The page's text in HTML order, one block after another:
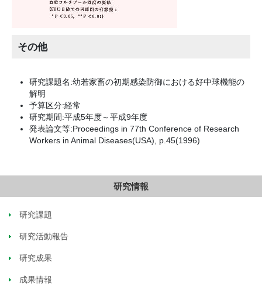
その他
研究課題名:幼若家畜の初期感染防御における好中球機能の
解明
予算区分:経常
研究期間:平成5年度～平成9年度
発表論文等:Proceedings in 77th Conference of Research
Workers in Animal Diseases(USA), p.45(1996)
研究情報
研究課題
研究活動報告
研究成果
成果情報